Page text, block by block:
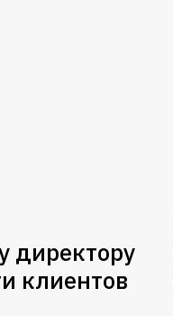
директору
клиентов